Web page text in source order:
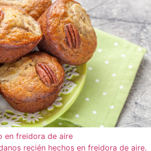
en freidora de aire